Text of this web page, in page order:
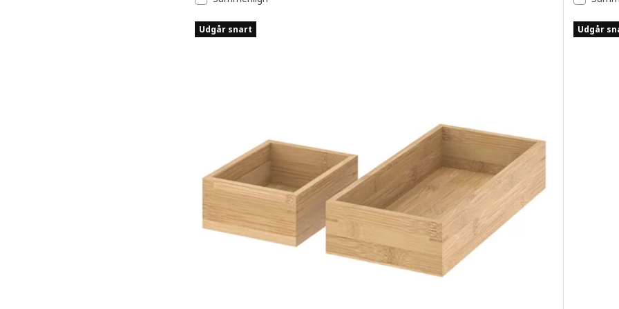
Udgår snart Udgår